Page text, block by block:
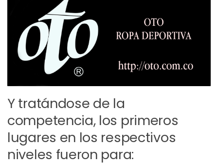
Y tratándose de la
competencia, los primeros
lugares en los respectivos
niveles fueron para: